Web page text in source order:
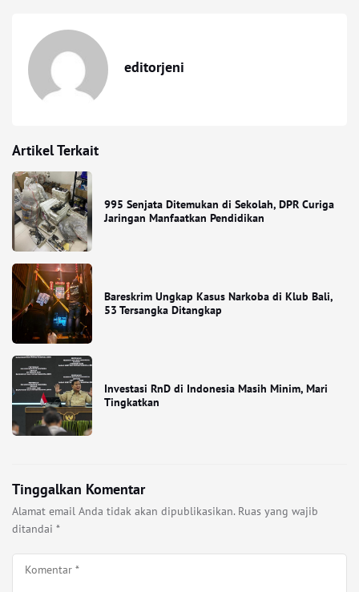
editorjeni
Artikel Terkait
995 Senjata Ditemukan di Sekolah, DPR Curiga
Jaringan Manfaatkan Pendidikan
Bareskrim Ungkap Kasus Narkoba di Klub Bali,
53 Tersangka Ditangkap
Investasi RnD di Indonesia Masih Minim, Mari
Tingkatkan
Tinggalkan Komentar
Alamat email Anda tidak akan dipublikasikan. Ruas yang wajib
ditandai *